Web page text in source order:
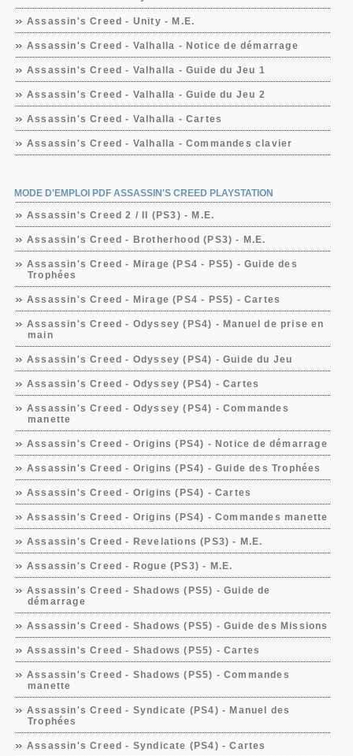
Assassin's Creed - Unity - M.E.
Assassin's Creed - Valhalla - Notice de démarrage
Assassin's Creed - Valhalla - Guide du Jeu 1
Assassin's Creed - Valhalla - Guide du Jeu 2
Assassin's Creed - Valhalla - Cartes
Assassin's Creed - Valhalla - Commandes clavier
MODE D'EMPLOI PDF ASSASSIN'S CREED PLAYSTATION
Assassin's Creed 2 / II (PS3) - M.E.
Assassin's Creed - Brotherhood (PS3) - M.E.
Assassin's Creed - Mirage (PS4 - PS5) - Guide des
Trophées
Assassin's Creed - Mirage (PS4 - PS5) - Cartes
Assassin's Creed - Odyssey (PS4) - Manuel de prise en
main
Assassin's Creed - Odyssey (PS4) - Guide du Jeu
Assassin's Creed - Odyssey (PS4) - Cartes
Assassin's Creed - Odyssey (PS4) - Commandes
manette
Assassin's Creed - Origins (PS4) - Notice de démarrage
Assassin's Creed - Origins (PS4) - Guide des Trophées
Assassin's Creed - Origins (PS4) - Cartes
Assassin's Creed - Origins (PS4) - Commandes manette
Assassin's Creed - Revelations (PS3) - M.E.
Assassin's Creed - Rogue (PS3) - M.E.
Assassin's Creed - Shadows (PS5) - Guide de
démarrage
Assassin's Creed - Shadows (PS5) - Guide des Missions
Assassin's Creed - Shadows (PS5) - Cartes
Assassin's Creed - Shadows (PS5) - Commandes
manette
Assassin's Creed - Syndicate (PS4) - Manuel des
Trophées
Assassin's Creed - Syndicate (PS4) - Cartes